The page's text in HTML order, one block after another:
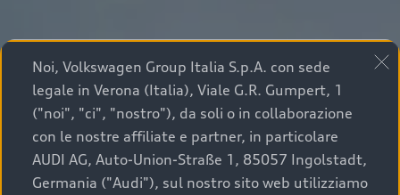
Noi, Volkswagen Group Italia S.p.A. con sede
legale in Verona (Italia), Viale G.R. Gumpert, 1
("noi", "ci", "nostro"), da soli o in collaborazione
con le nostre affiliate e partner, in particolare
AUDI AG, Auto-Union-Straße 1, 85057 Ingolstadt,
Germania ("Audi"), sul nostro sito web utilizziamo